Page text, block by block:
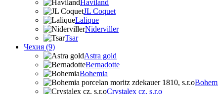
Haviland
JL Coquet
Lalique
Niderviller
Tsar
Чехия (9)
Astra gold
Bernadotte
Bohemia
Crystalex cz, s.r.o